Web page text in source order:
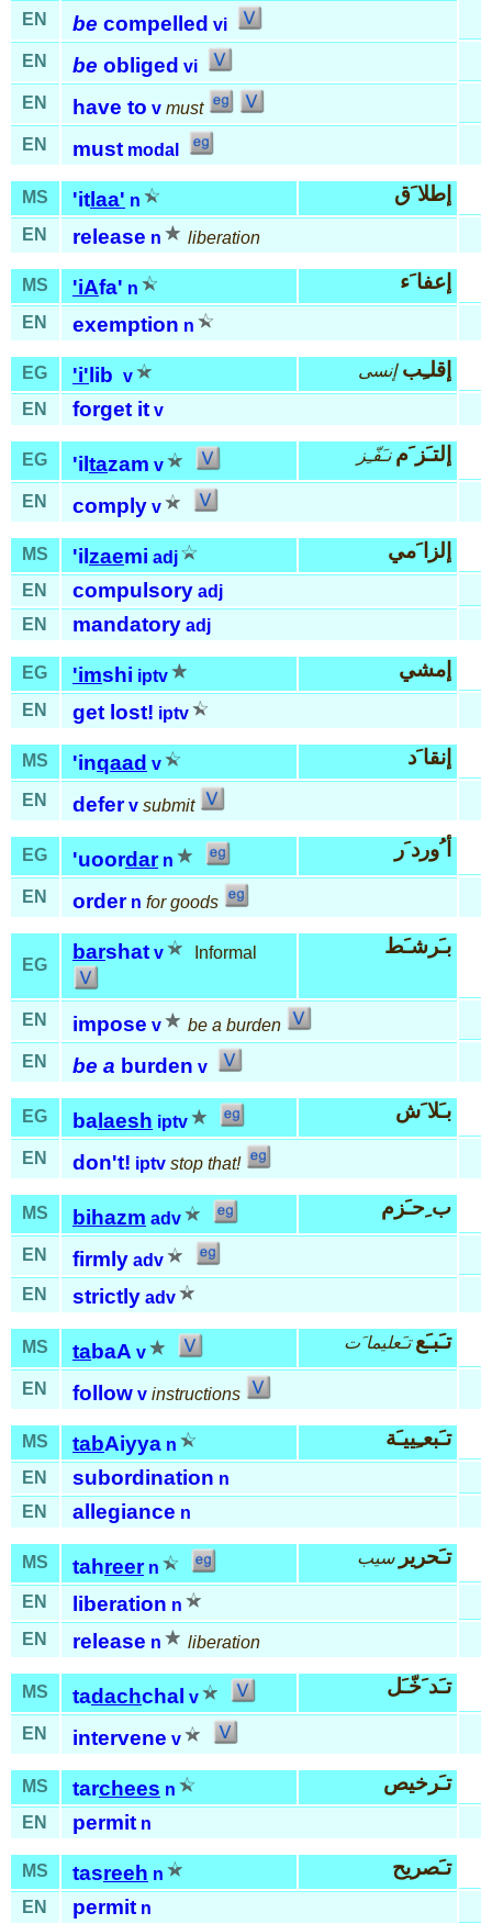
EN be compelled vi
EN
be obliged vi
EN
have to v must
EN
must modal
MS 'it laa' n إطلا َق
EN release n liberation
MS 'iAfa' n إعفا َء
EN exemption n
EG 'i' lib v إقلـِبإنسى
EN forget it v
EG 'il tazam v إلتـَز َم نـَفّـِز
EN comply v
MS 'il zaemi adj إلزا َمي
EN compulsory adj
EN
mandatory adj
EG 'imshi iptv إمشي
EN get lost! iptv
MS 'inqaad v إنقا َد
EN defer v submit
EG 'uoordar n أ ُورد َر
EN order n for goods
EG
barshat v Informal بـَرشـَط
EN impose v
be a burden
EN
be a burden v
EG ba laesh iptv بـَلا َش
EN don't! iptv stop that!
MS bihazm adv ب ِحـَزم
EN firmly adv
EN
strictly adv
MS tabaA v تـَبـَع تـَعليما َت
EN follow v instructions
MS tabAiyya n تـَبعـِييـَة
EN subordination n
EN
allegiance n
MS tahreer n تـَحرير سيب
EN liberation n
EN
release n liberation
MS tadachchal v تـَد َخّـَل
EN intervene v
MS tarchees n تـَرخيص
EN permit n
MS tasreeh n تـَصريح
EN permit n